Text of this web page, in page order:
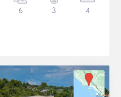
6 3 4